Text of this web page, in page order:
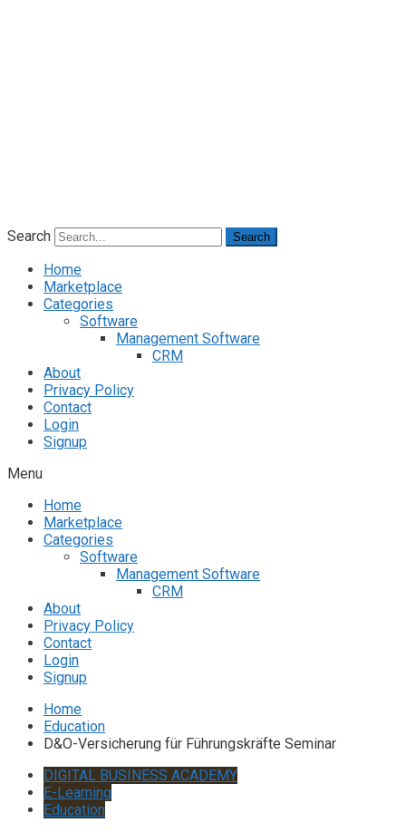
Search Search
Home
Marketplace
Categories
Software
Management Software
CRM
About
Privacy Policy
Contact
Login
Signup
Menu
Home
Marketplace
Categories
Software
Management Software
CRM
About
Privacy Policy
Contact
Login
Signup
Home
Education
D&O-Versicherung für Führungskräfte Seminar
DIGITAL BUSINESS ACADEMY
E-Learning
Education